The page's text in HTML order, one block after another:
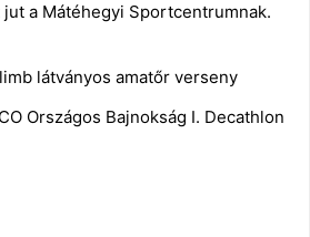
a Mátéhegyi Sportcentrumnak.
látványos amatőr verseny
Országos Bajnokság I. Decathlon